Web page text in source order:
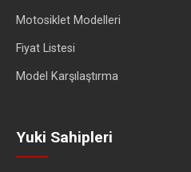
Motosiklet Modelleri
Fiyat Listesi
Model Karşılaştırma
Yuki Sahipleri